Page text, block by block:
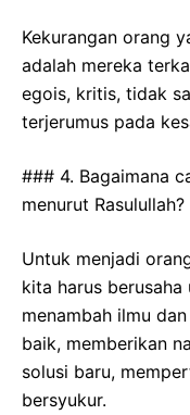
Kekurangan orang
adalah mereka
egois, kritis, tidak
terjerumus pada
### 4. Bagaimana
menurut Rasulullah?
Untuk menjadi
kita harus
menambah ilmu
baik, memberikan
solusi baru,
bersyukur.